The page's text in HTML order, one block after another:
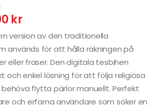
kr
version av den traditionella
används för att hålla räkningen på
eller fraser. Den digitala tesbihen
och enkel lösning för att följa religiösa
flytta pärlor manuellt. Perfekt
och erfarna användare som söker en